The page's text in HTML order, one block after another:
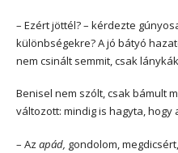
– Ezért jöttél? – kérdezte
különbségekre? A jó bátyó
nem csinált semmit, csak
Benisel nem szólt, csak bámult
változott: mindig is hagyta,
– Az apád, gondolom,